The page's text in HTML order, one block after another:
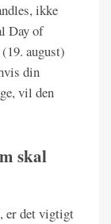
ikke
Day of
august)
din
vil den
skal
er det vigtigt